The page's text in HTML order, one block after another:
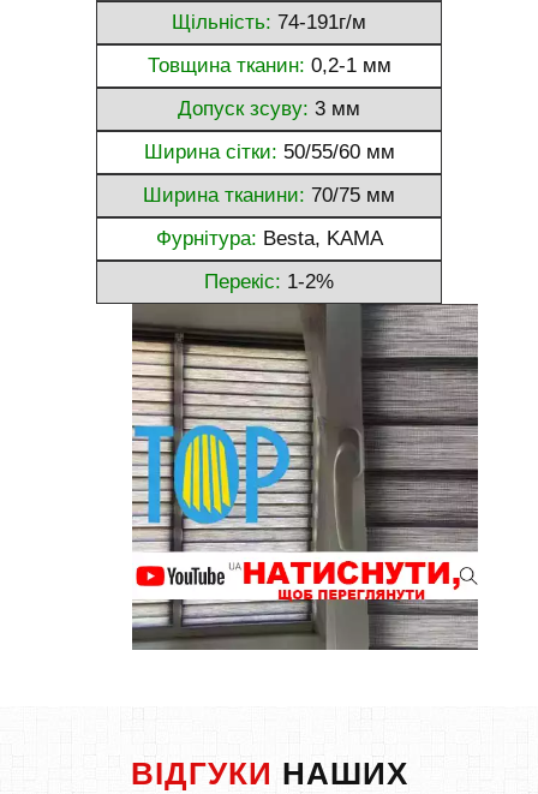
Щільність: 74-191г/м
Товщина тканин: 0,2-1 мм
Допуск зсуву: 3 мм
Ширина сітки: 50/55/60 мм
Ширина тканини: 70/75 мм
Фурнітура: Besta, KAMA
Перекіс: 1-2%
ВІДГУКИ НАШИХ